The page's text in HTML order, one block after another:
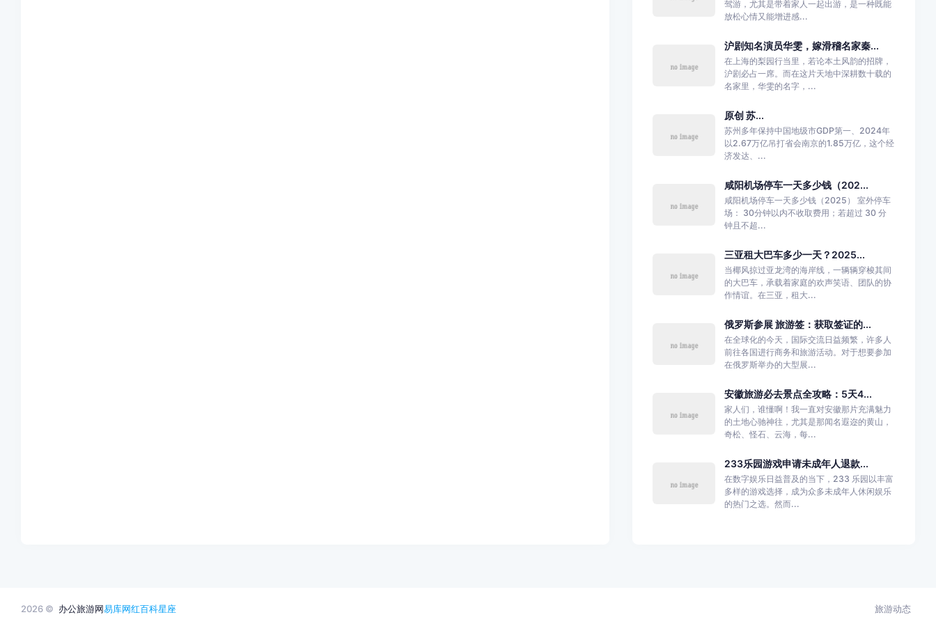
驾游，尤其是带着家人一起出游，是一种既能
放松心情又能增进感...
沪剧知名演员华雯，嫁滑稽名家秦...
在上海的梨园行当里，若论本土风韵的招牌，
沪剧必占一席。而在这片天地中深耕数十载的
名家里，华雯的名字，...
原创 苏...
苏州多年保持中国地级市GDP第一、2024年
以2.67万亿吊打省会南京的1.85万亿，这个经
济发达、...
咸阳机场停车一天多少钱（202...
咸阳机场停车一天多少钱（2025） 室外停车
场： 30分钟以内不收取费用；若超过 30 分
钟且不超...
三亚租大巴车多少一天？2025...
当椰风掠过亚龙湾的海岸线，一辆辆穿梭其间
的大巴车，承载着家庭的欢声笑语、团队的协
作情谊。在三亚，租大...
俄罗斯参展 旅游签：获取签证的...
在全球化的今天，国际交流日益频繁，许多人
前往各国进行商务和旅游活动。对于想要参加
在俄罗斯举办的大型展...
安徽旅游必去景点全攻略：5天4...
家人们，谁懂啊！我一直对安徽那片充满魅力
的土地心驰神往，尤其是那闻名遐迩的黄山，
奇松、怪石、云海，每...
233乐园游戏申请未成年人退款...
在数字娱乐日益普及的当下，233 乐园以丰富
多样的游戏选择，成为众多未成年人休闲娱乐
的热门之选。然而...
2026 © 办公旅游网易库网红百科星座 旅游动态